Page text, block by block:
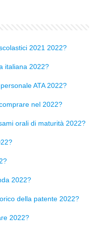
2021 2022?
italiana 2022?
ATA 2022?
nel 2022?
orali di maturità 2022?
2022?
della patente 2022?
2022?